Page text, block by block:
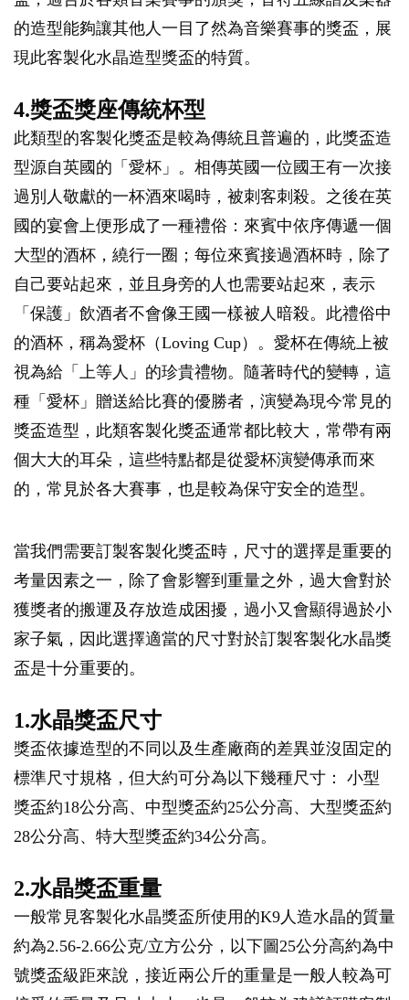
的造型能夠讓其他人一目了然為音樂賽事的獎盃，展
現此客製化水晶造型獎盃的特質。
4.獎盃獎座傳統杯型
此類型的客製化獎盃是較為傳統且普遍的，此獎盃造
型源自英國的「愛杯」。相傳英國一位國王有一次接
過別人敬獻的一杯酒來喝時，被刺客刺殺。之後在英
國的宴會上便形成了一種禮俗：來賓中依序傳遞一個
大型的酒杯，繞行一圈；每位來賓接過酒杯時，除了
自己要站起來，並且身旁的人也需要站起來，表示
「保護」飲酒者不會像王國一樣被人暗殺。此禮俗中
的酒杯，稱為愛杯（Loving Cup）。愛杯在傳統上被
視為給「上等人」的珍貴禮物。隨著時代的變轉，這
種「愛杯」贈送給比賽的優勝者，演變為現今常見的
獎盃造型，此類客製化獎盃通常都比較大，常帶有兩
個大大的耳朵，這些特點都是從愛杯演變傳承而來
的，常見於各大賽事，也是較為保守安全的造型。
當我們需要訂製客製化獎盃時，尺寸的選擇是重要的
考量因素之一，除了會影響到重量之外，過大會對於
獲獎者的搬運及存放造成困擾，過小又會顯得過於小
家子氣，因此選擇適當的尺寸對於訂製客製化水晶獎
盃是十分重要的。
1.水晶獎盃尺寸
獎盃依據造型的不同以及生產廠商的差異並沒固定的
標準尺寸規格，但大約可分為以下幾種尺寸： 小型
獎盃約18公分高、中型獎盃約25公分高、大型獎盃約
28公分高、特大型獎盃約34公分高。
2.水晶獎盃重量
一般常見客製化水晶獎盃所使用的K9人造水晶的質量
約為2.56-2.66公克/立方公分，以下圖25公分高約為中
號獎盃級距來說，接近兩公斤的重量是一般人較為可